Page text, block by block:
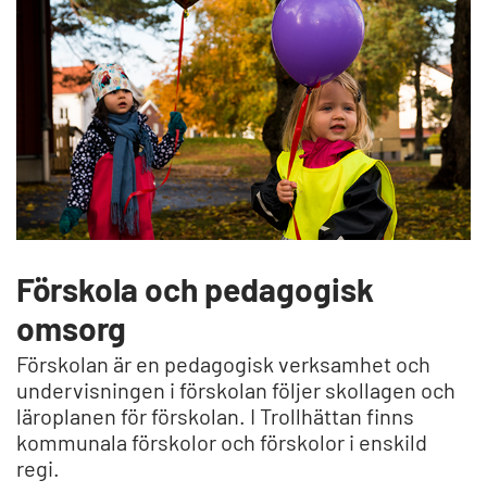
Förskola och pedagogisk
omsorg
Förskolan är en pedagogisk verksamhet och
undervisningen i förskolan följer skollagen och
läroplanen för förskolan. I Trollhättan finns
kommunala förskolor och förskolor i enskild
regi.